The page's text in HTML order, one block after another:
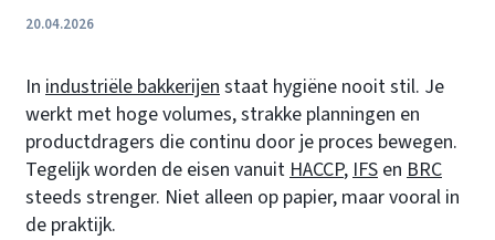
20.04.2026
In industriële bakkerijenstaat hygiëne nooit stil. Je
werkt met hoge volumes, strakke planningen en
productdragers die continu door je proces bewegen.
Tegelijk worden de eisen vanuitHACCP,IFS en BRC
steeds strenger. Niet alleen op papier, maar vooral in
de praktijk.